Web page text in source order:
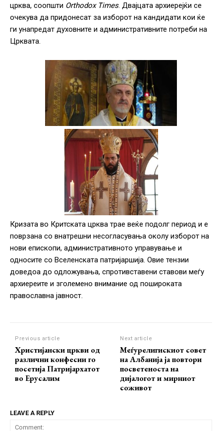
црква, соопшти Orthodox Times. Двајцата архиерејќи се
очекува да придонесат за изборот на кандидати кои ќе
ги унапредат духовните и административните потреби на
Црквата.
Кризата во Критската црква трае веќе подолг период и е
поврзана со внатрешни несогласувања околу изборот на
нови епископи, административното управување и
односите со Вселенската патријаршија. Овие тензии
доведоа до одложувања, спротивставени ставови меѓу
архиереите и зголемено внимание од пошироката
православна јавност.
Previous article
Христијански цркви од
различни конфесии го
посетија Патријархатот
во Ерусалим
Next article
Меѓурелигискиот совет
на Албанија ја повтори
посветеноста на
дијалогот и мирниот
соживот
LEAVE A REPLY